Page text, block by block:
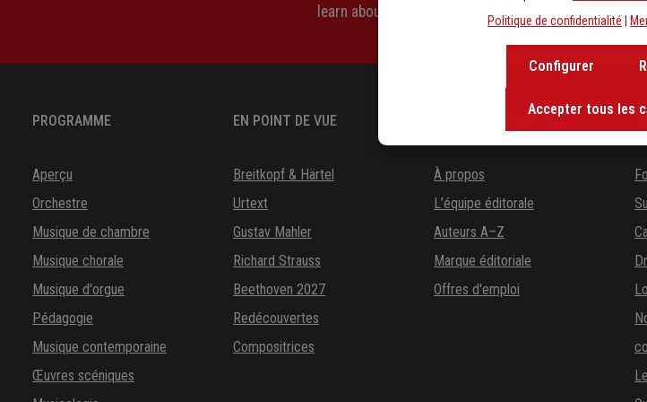
learn about the background of music and become
PROGRAMME
Aperçu
Orchestre
Musique de chambre
Musique chorale
Musique d'orgue
Pédagogie
Musique contemporaine
Œuvres scéniques
EN POINT DE VUE
Breitkopf & Härtel
Urtext
Gustav Mahler
Richard Strauss
Beethoven 2027
Redécouvertes
Compositrices
LA MAISON D'ÉDITION
À propos
L’équipe éditorale
Auteurs A–Z
Marque éditoriale
Offres d'emploi
Politique de confidentialité
Configurer
Accepter tous les